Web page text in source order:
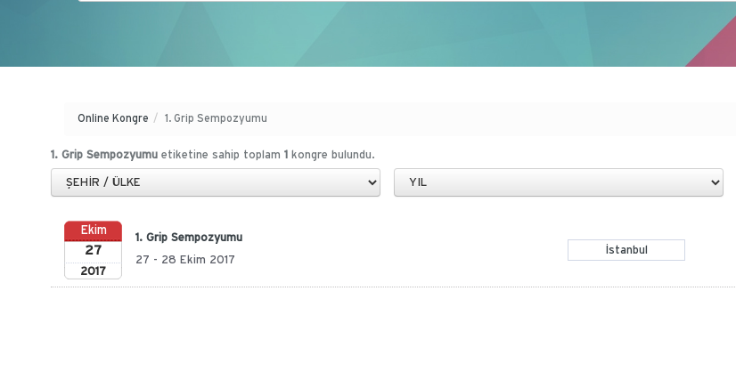
Online Kongre / 1. Grip Sempozyumu
1. Grip Sempozyumu etiketine sahip toplam 1 kongre bulundu.
Ekim
27
2017
1. Grip Sempozyumu
27 - 28 Ekim 2017
İstanbul